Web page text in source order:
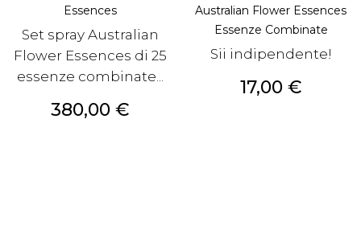
Essences
Set spray Australian
Flower Essences di 25
essenze combinate...
Prezzo
380,00 €
Australian Flower Essences
Essenze Combinate
Sii indipendente!
Prezzo
17,00 €